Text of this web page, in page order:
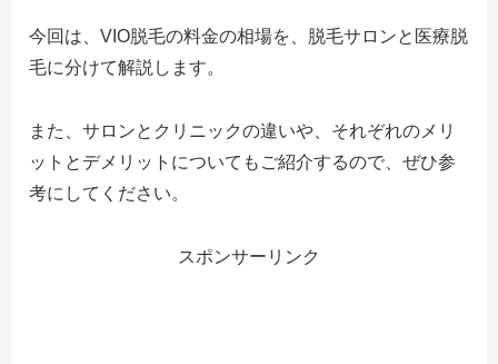
今回は、VIO脱毛の料金の相場を、脱毛サロンと医療脱
毛に分けて解説します。
また、サロンとクリニックの違いや、それぞれのメリ
ットとデメリットについてもご紹介するので、ぜひ参
考にしてください。
スポンサーリンク